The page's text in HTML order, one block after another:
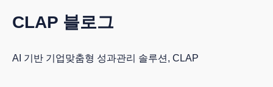
CLAP 블로그
AI 기반 기업맞춤형 성과관리 솔루션, CLAP